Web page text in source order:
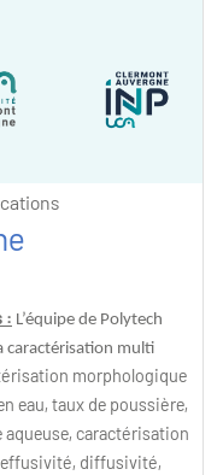
: L’équipe de Polytech
caractérisation multi
morphologique
eau, taux de poussière,
caractérisation
diffusivité,